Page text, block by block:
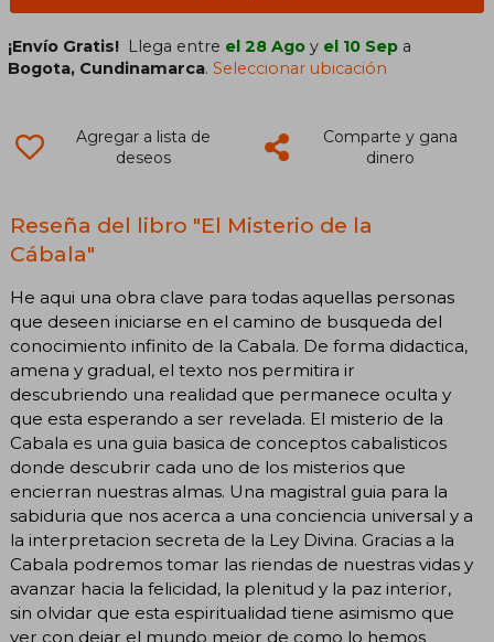
¡Envío Gratis! Llega entre el 28 Ago y el 10 Sep a
Bogota, Cundinamarca.Seleccionar ubicación
Agregar a lista de
deseos
Comparte y gana
dinero
Reseña del libro "El Misterio de la
Cábala"
He aqui una obra clave para todas aquellas personas
que deseen iniciarse en el camino de busqueda del
conocimiento infinito de la Cabala. De forma didactica,
amena y gradual, el texto nos permitira ir
descubriendo una realidad que permanece oculta y
que esta esperando a ser revelada. El misterio de la
Cabala es una guia basica de conceptos cabalisticos
donde descubrir cada uno de los misterios que
encierran nuestras almas. Una magistral guia para la
sabiduria que nos acerca a una conciencia universal y a
la interpretacion secreta de la Ley Divina. Gracias a la
Cabala podremos tomar las riendas de nuestras vidas y
avanzar hacia la felicidad, la plenitud y la paz interior,
sin olvidar que esta espiritualidad tiene asimismo que
ver con dejar el mundo mejor de como lo hemos